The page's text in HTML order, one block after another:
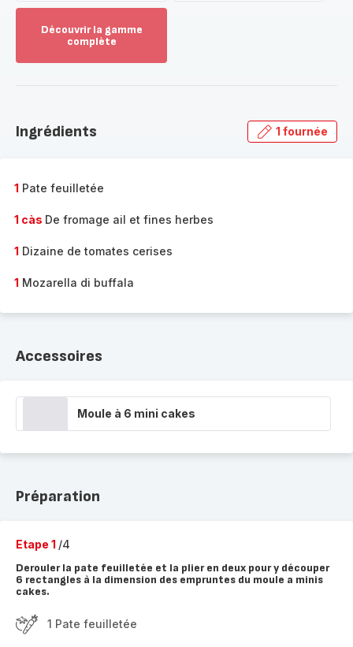
Découvrir la gamme
complète
gamme
Ingrédients 1 fournée
1 Pate feuilletée
1 càs De fromage ail et fines herbes
1 Dizaine de tomates cerises
1 Mozarella di buffala
Accessoires
Moule à 6 mini cakes
Préparation
Etape 1 /4
Derouler la pate feuilletée et la plier en deux pour y découper
6 rectangles à la dimension des empruntes du moule a minis
cakes.
1 Pate feuilletée